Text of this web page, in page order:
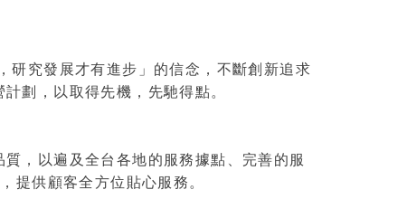
研究發展才有進步」的信念，不斷創新追求
劃，以取得先機，先馳得點。
，以遍及全台各地的服務據點、完善的服
提供顧客全方位貼心服務。